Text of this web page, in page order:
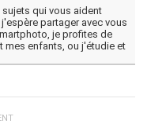
qui vous aident
partager avec vous
je profites de
mes enfants, ou j'étudie et